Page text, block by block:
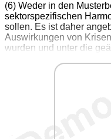
(6) Weder in den
sektorspezifischen
sollen. Es ist daher
Auswirkungen von
wurden und unter die